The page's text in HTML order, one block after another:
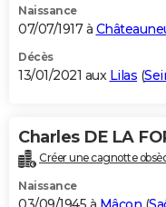
Naissance
07/07/1917 à
Décès
13/01/2021 aux Lilas (
Charles DE LA
Créer une cagnotte
Naissance